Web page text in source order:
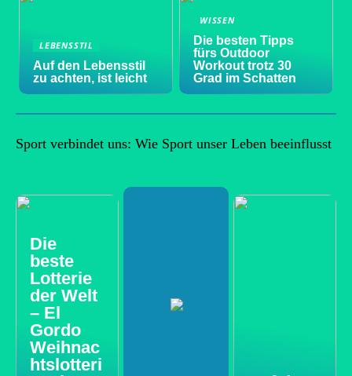
LEBENSSTIL
Auf den Lebensstil
zu achten, ist leicht
WISSEN
Die besten Tipps
fürs Outdoor
Workout trotz 30
Grad im Schatten
Sport verbindet uns: Wie Sport unser Leben beeinflusst
Die
beste
Lotterie
der Welt
– El
Gordo
Weihnac
htslotteri